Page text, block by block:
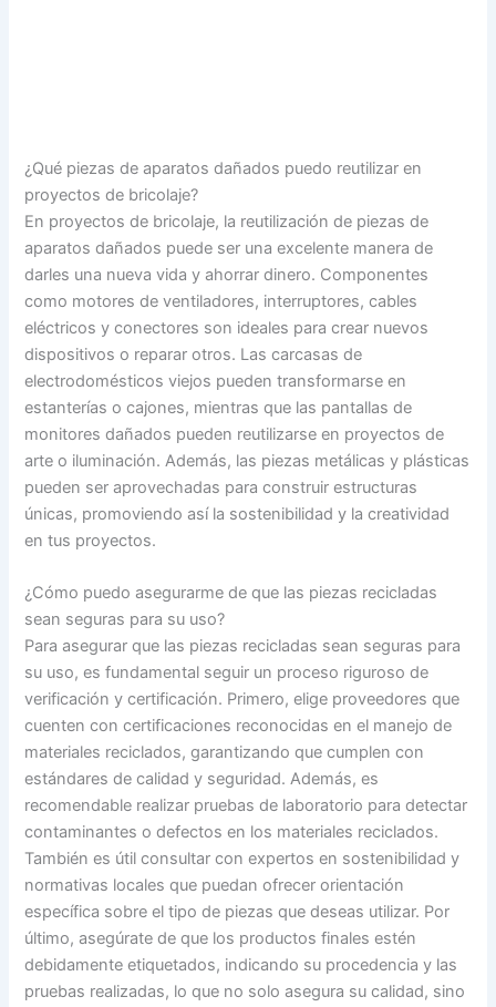
¿Qué piezas de aparatos dañados puedo reutilizar en
proyectos de bricolaje?
En proyectos de bricolaje, la reutilización de piezas de
aparatos dañados puede ser una excelente manera de
darles una nueva vida y ahorrar dinero. Componentes
como motores de ventiladores, interruptores, cables
eléctricos y conectores son ideales para crear nuevos
dispositivos o reparar otros. Las carcasas de
electrodomésticos viejos pueden transformarse en
estanterías o cajones, mientras que las pantallas de
monitores dañados pueden reutilizarse en proyectos de
arte o iluminación. Además, las piezas metálicas y plásticas
pueden ser aprovechadas para construir estructuras
únicas, promoviendo así la sostenibilidad y la creatividad
en tus proyectos.
¿Cómo puedo asegurarme de que las piezas recicladas
sean seguras para su uso?
Para asegurar que las piezas recicladas sean seguras para
su uso, es fundamental seguir un proceso riguroso de
verificación y certificación. Primero, elige proveedores que
cuenten con certificaciones reconocidas en el manejo de
materiales reciclados, garantizando que cumplen con
estándares de calidad y seguridad. Además, es
recomendable realizar pruebas de laboratorio para detectar
contaminantes o defectos en los materiales reciclados.
También es útil consultar con expertos en sostenibilidad y
normativas locales que puedan ofrecer orientación
específica sobre el tipo de piezas que deseas utilizar. Por
último, asegúrate de que los productos finales estén
debidamente etiquetados, indicando su procedencia y las
pruebas realizadas, lo que no solo asegura su calidad, sino